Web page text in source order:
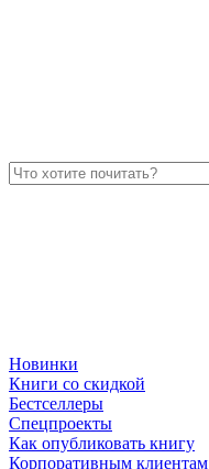
Новинки
Книги со скидкой
Бестселлеры
Спецпроекты
Как опубликовать книгу
Корпоративным клиентам